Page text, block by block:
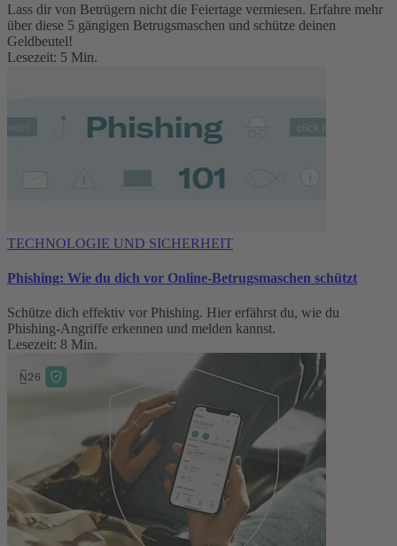
Lass dir von Betrügern nicht die Feiertage vermiesen. Erfahre mehr
über diese 5 gängigen Betrugsmaschen und schütze deinen
Geldbeutel!
Lesezeit: 5 Min.
TECHNOLOGIE UND SICHERHEIT
Phishing: Wie du dich vor Online-Betrugsmaschen schützt
Schütze dich effektiv vor Phishing. Hier erfährst du, wie du
Phishing-Angriffe erkennen und melden kannst.
Lesezeit: 8 Min.